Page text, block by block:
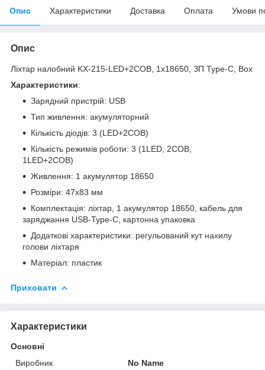
Опис Характеристики Доставка Оплата Умови
Опис
Ліхтар налобний KX-215-LED+2COB, 1x18650, ЗП Type-C, Box
Характеристики:
Зарядний пристрій: USB
Тип живлення: акумуляторний
Кількість діодів: 3 (LED+2COB)
Кількість режимів роботи: 3 (1LED, 2COB,
1LED+2COB)
Живлення: 1 акумулятор 18650
Розміри: 47х83 мм
Комплектація: ліхтар, 1 акумулятор 18650, кабель для
заряджання USB-Type-C, картонна упаковка
Додаткові характеристики: регульований кут нахилу
голови ліхтаря
Матеріал: пластик
Приховати
Характеристики
Основні
Виробник
No Name